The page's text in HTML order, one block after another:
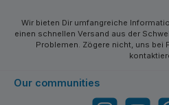
Wir bieten Dir umfangreiche
einen schnellen Versand aus der
Problemen. Zögere nicht, uns bei
Our communities